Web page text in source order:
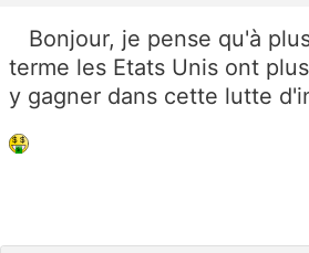
Bonjour, je pense qu'à
terme les Etats Unis ont
y gagner dans cette lutte